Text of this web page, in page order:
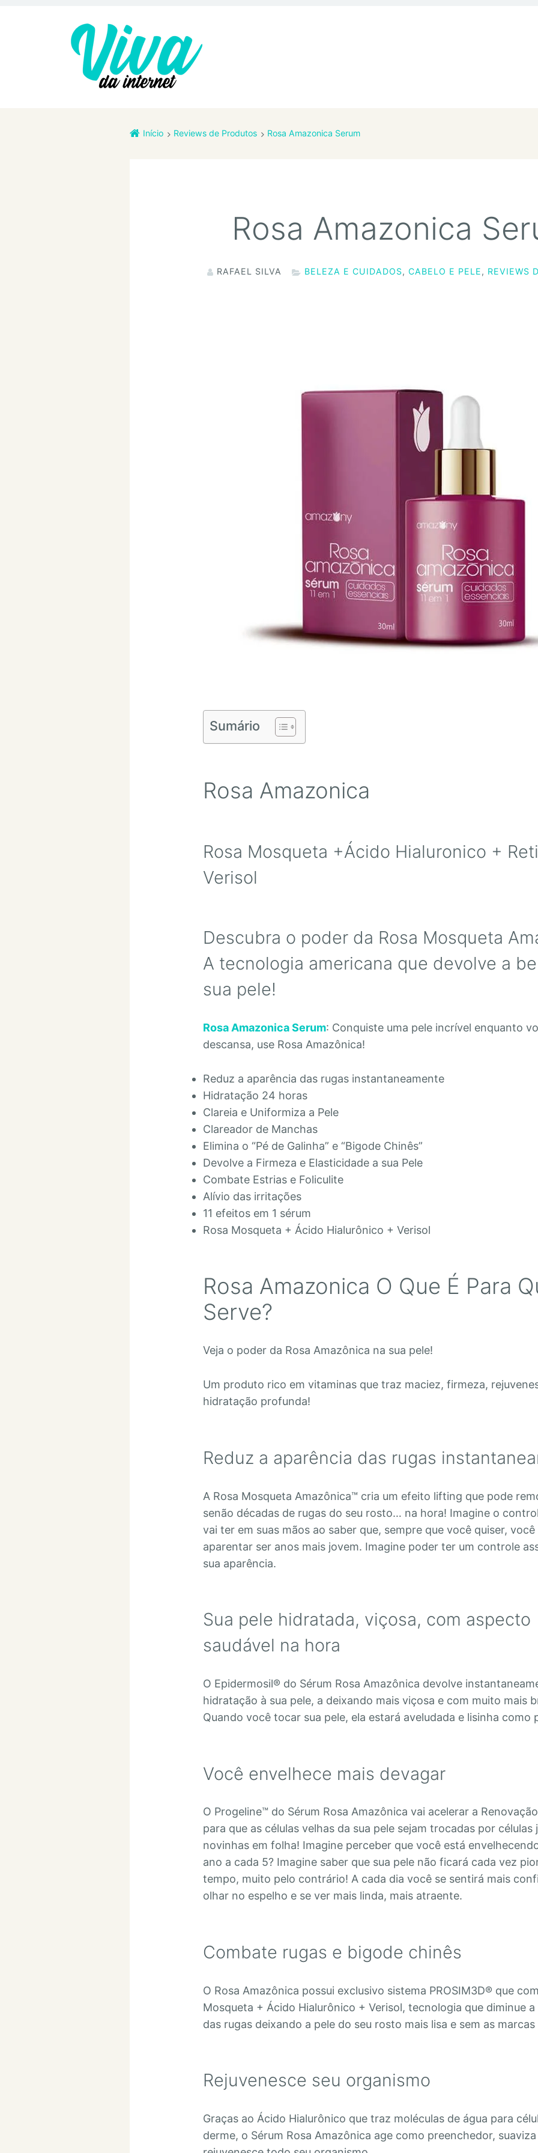
Início Reviews de Produtos Rosa Amazonica Serum
Rosa Amazonica
RAFAEL SILVA BELEZA E CUIDADOS, CABELO E PELE, REVIEWS
Sumário
Rosa Amazonica
Rosa Mosqueta +Ácido Hialuronico +
Verisol
Descubra o poder da Rosa Mosqueta
A tecnologia americana que devolve a
sua pele!
Rosa Amazonica Serum: Conquiste uma pele incrível enquanto
descansa, use Rosa Amazônica!
Reduz a aparência das rugas instantaneamente
Hidratação 24 horas
Clareia e Uniformiza a Pele
Clareador de Manchas
Elimina o “Pé de Galinha” e “Bigode Chinês”
Devolve a Firmeza e Elasticidade a sua Pele
Combate Estrias e Foliculite
Alívio das irritações
11 efeitos em 1 sérum
Rosa Mosqueta + Ácido Hialurônico + Verisol
Rosa Amazonica O Que É Para
Serve?
Veja o poder da Rosa Amazônica na sua pele!
Um produto rico em vitaminas que traz maciez, firmeza,
hidratação profunda!
Reduz a aparência das rugas
A Rosa Mosqueta Amazônica™ cria um efeito lifting que pode
senão décadas de rugas do seu rosto… na hora! Imagine o
vai ter em suas mãos ao saber que, sempre que você quiser,
aparentar ser anos mais jovem. Imagine poder ter um controle
sua aparência.
Sua pele hidratada, viçosa, com aspecto
saudável na hora
O Epidermosil® do Sérum Rosa Amazônica devolve
hidratação à sua pele, a deixando mais viçosa e com muito mais
Quando você tocar sua pele, ela estará aveludada e lisinha como
Você envelhece mais devagar
O Progeline™ do Sérum Rosa Amazônica vai acelerar a
para que as células velhas da sua pele sejam trocadas por células
novinhas em folha! Imagine perceber que você está
ano a cada 5? Imagine saber que sua pele não ficará cada vez
tempo, muito pelo contrário! A cada dia você se sentirá mais
olhar no espelho e se ver mais linda, mais atraente.
Combate rugas e bigode chinês
O Rosa Amazônica possui exclusivo sistema PROSIM3D® que
Mosqueta + Ácido Hialurônico + Verisol, tecnologia que diminue
das rugas deixando a pele do seu rosto mais lisa e sem as
Rejuvenesce seu organismo
Graças ao Ácido Hialurônico que traz moléculas de água para
derme, o Sérum Rosa Amazônica age como preenchedor,